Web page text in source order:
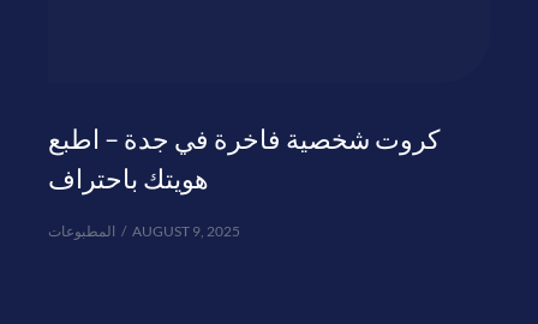
كروت شخصية فاخرة في جدة – اطبع
هويتك باحتراف
المطبوعات AUGUST 9, 2025